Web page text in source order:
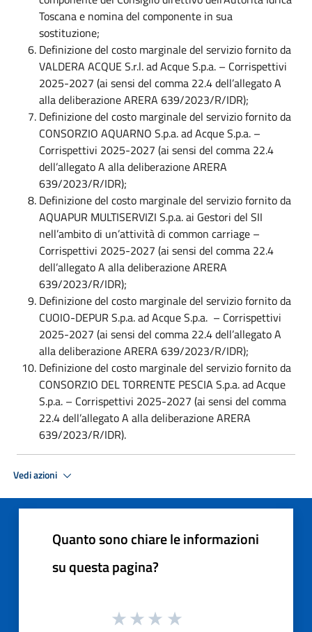
Toscana e nomina del componente in sua
sostituzione;
Definizione del costo marginale del servizio fornito da
VALDERA ACQUE S.r.l. ad Acque S.p.a. – Corrispettivi
2025-2027 (ai sensi del comma 22.4 dell’allegato A
alla deliberazione ARERA 639/2023/R/IDR);
Definizione del costo marginale del servizio fornito da
CONSORZIO AQUARNO S.p.a. ad Acque S.p.a. –
Corrispettivi 2025-2027 (ai sensi del comma 22.4
dell’allegato A alla deliberazione ARERA
639/2023/R/IDR);
Definizione del costo marginale del servizio fornito da
AQUAPUR MULTISERVIZI S.p.a. ai Gestori del SII
nell’ambito di un’attività di common carriage –
Corrispettivi 2025-2027 (ai sensi del comma 22.4
dell’allegato A alla deliberazione ARERA
639/2023/R/IDR);
Definizione del costo marginale del servizio fornito da
CUOIO-DEPUR S.p.a. ad Acque S.p.a. – Corrispettivi
2025-2027 (ai sensi del comma 22.4 dell’allegato A
alla deliberazione ARERA 639/2023/R/IDR);
Definizione del costo marginale del servizio fornito da
CONSORZIO DEL TORRENTE PESCIA S.p.a. ad Acque
S.p.a. – Corrispettivi 2025-2027 (ai sensi del comma
22.4 dell’allegato A alla deliberazione ARERA
639/2023/R/IDR).
Vedi azioni
Quanto sono chiare le informazioni
su questa pagina?